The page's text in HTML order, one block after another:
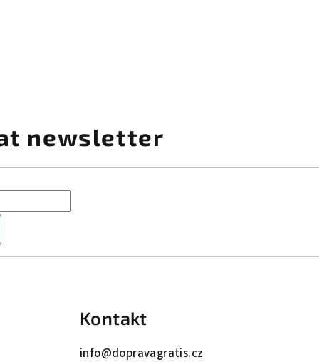
newsletter
Kontakt
info@dopravagratis.cz